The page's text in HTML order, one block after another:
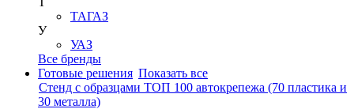
ТАГАЗ
У
УАЗ
Все бренды
Готовые решения Показать все
Стенд с образцами ТОП 100 автокрепежа (70 пластика и
30 металла)